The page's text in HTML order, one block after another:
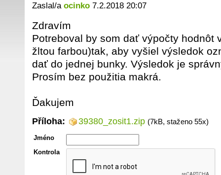
Zaslal/a ocinko 7.2.2018 20:07
Zdravím
Potreboval by som dať výpočty hodnôt
žltou farbou)tak, aby vyšiel výsledok
dať do jednej bunky. Výsledok je
Prosím bez použitia makrá.
Ďakujem
Příloha: 39380_zosit1.zip (7kB, staženo 55x)
Jméno
Kontrola